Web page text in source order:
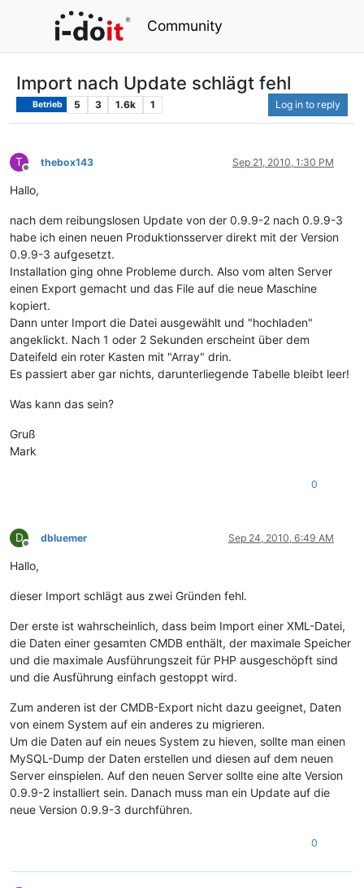
Community
Import nach Update schlägt fehl
Betrieb 5 3 1.6k 1 Log in to reply
T
Offline
thebox143 Sep 21, 2010, 1:30 PM
Hallo,
nach dem reibungslosen Update von der 0.9.9-2 nach 0.9.9-3
habe ich einen neuen Produktionsserver direkt mit der Version
0.9.9-3 aufgesetzt.
Installation ging ohne Probleme durch. Also vom alten Server
einen Export gemacht und das File auf die neue Maschine
kopiert.
Dann unter Import die Datei ausgewählt und "hochladen"
angeklickt. Nach 1 oder 2 Sekunden erscheint über dem
Dateifeld ein roter Kasten mit "Array" drin.
Es passiert aber gar nichts, darunterliegende Tabelle bleibt leer!
Was kann das sein?
Gruß
Mark
0
D
Offline
dbluemer Sep 24, 2010, 6:49 AM
Hallo,
dieser Import schlägt aus zwei Gründen fehl.
Der erste ist wahrscheinlich, dass beim Import einer XML-Datei,
die Daten einer gesamten CMDB enthält, der maximale Speicher
und die maximale Ausführungszeit für PHP ausgeschöpft sind
und die Ausführung einfach gestoppt wird.
Zum anderen ist der CMDB-Export nicht dazu geeignet, Daten
von einem System auf ein anderes zu migrieren.
Um die Daten auf ein neues System zu hieven, sollte man einen
MySQL-Dump der Daten erstellen und diesen auf dem neuen
Server einspielen. Auf den neuen Server sollte eine alte Version
0.9.9-2 installiert sein. Danach muss man ein Update auf die
neue Version 0.9.9-3 durchführen.
0